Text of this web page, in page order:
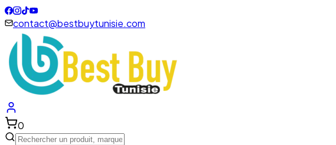
contact@bestbuytunisie.com
0